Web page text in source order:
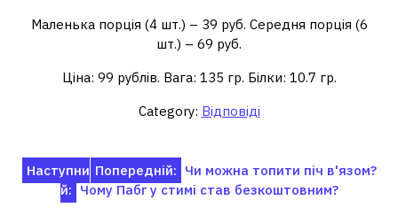
Маленька порція (4 шт.) – 39 руб. Середня порція (6
шт.) – 69 руб.
Ціна: 99 рублів. Вага: 135 гр. Білки: 10.7 гр.
Category: Відповіді
Навігація
записів
Попередній: Чи можна топити піч в'язом?
Наступни
й: Чому Пабг у стимі став безкоштовним?